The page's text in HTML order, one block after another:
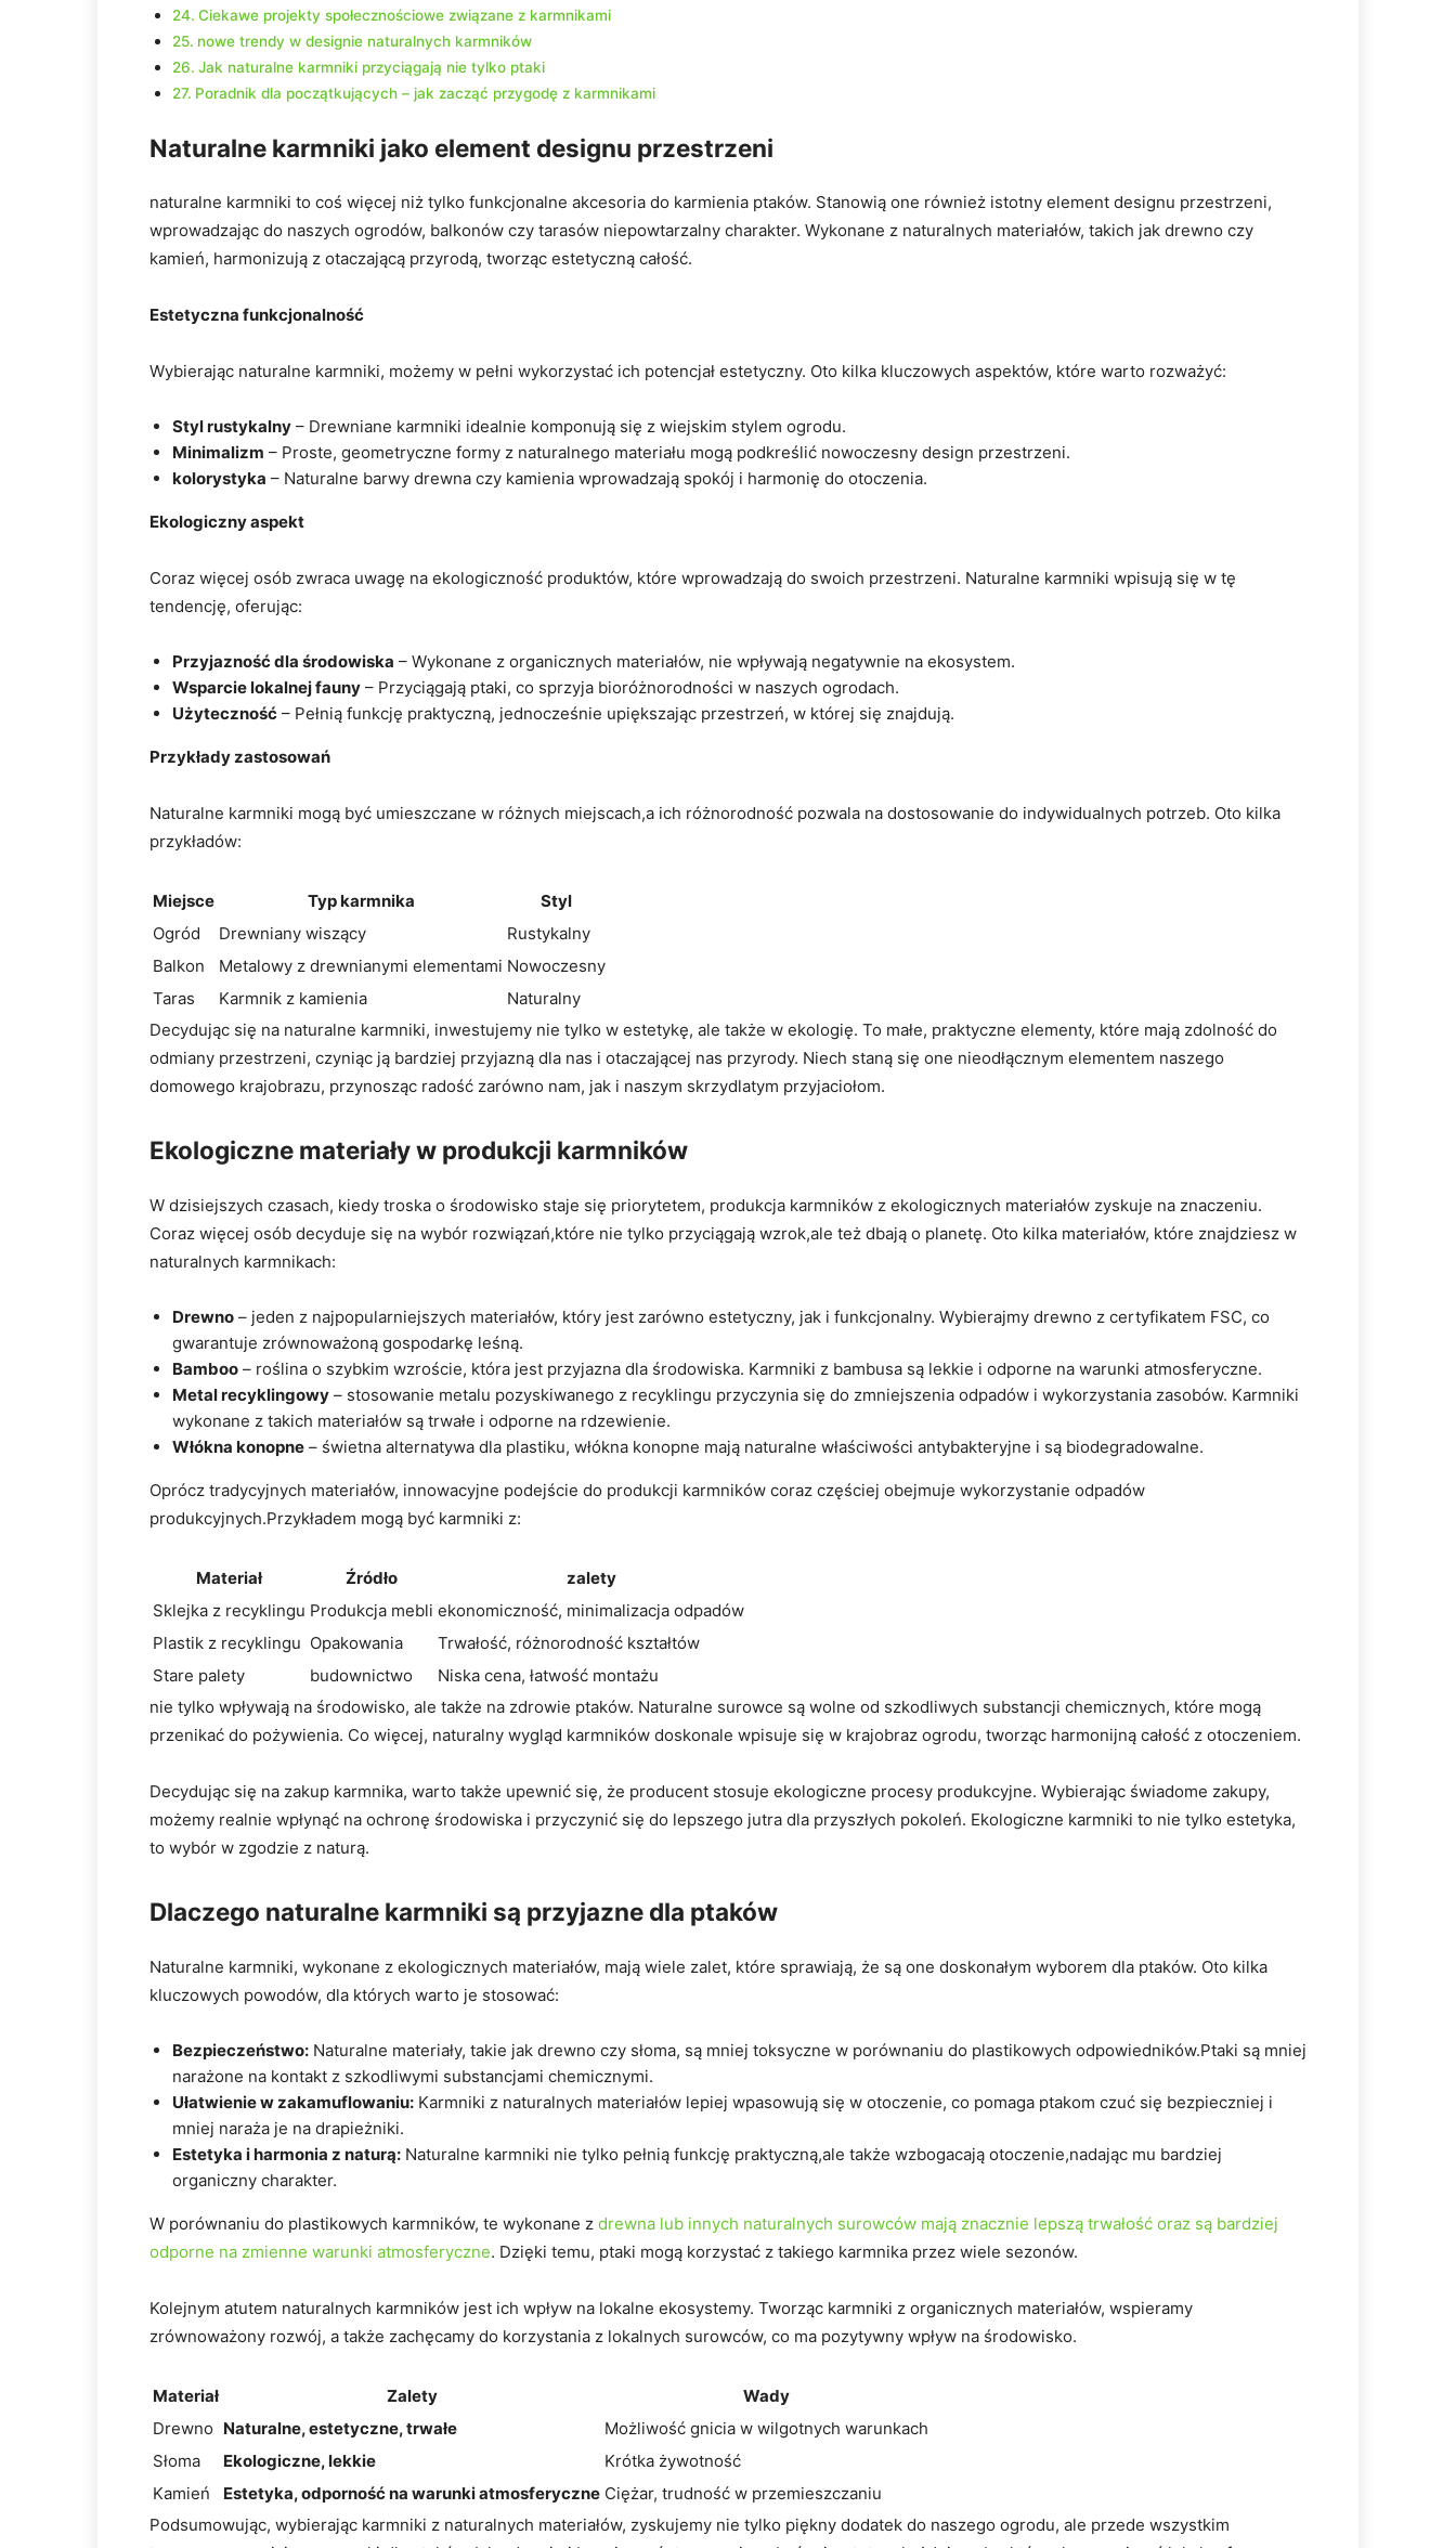
Ciekawe projekty społecznościowe związane z karmnikami
nowe trendy w designie naturalnych karmników
Jak naturalne karmniki przyciągają nie tylko ptaki
Poradnik dla początkujących – jak zacząć przygodę z karmnikami
Naturalne karmniki jako element designu przestrzeni
naturalne karmniki to coś więcej niż tylko funkcjonalne akcesoria do karmienia ptaków. Stanowią one również istotny element designu przestrzeni,
wprowadzając do naszych ogrodów, balkonów czy tarasów niepowtarzalny charakter. Wykonane z naturalnych materiałów, takich jak drewno czy
kamień, harmonizują z otaczającą przyrodą, tworząc estetyczną całość.
Estetyczna funkcjonalność
Wybierając naturalne karmniki, możemy w pełni wykorzystać ich potencjał estetyczny. Oto kilka kluczowych aspektów, które warto rozważyć:
Styl rustykalny – Drewniane karmniki idealnie komponują się z wiejskim stylem ogrodu.
Minimalizm – Proste, geometryczne formy z naturalnego materiału mogą podkreślić nowoczesny design przestrzeni.
kolorystyka – Naturalne barwy drewna czy kamienia wprowadzają spokój i harmonię do otoczenia.
Ekologiczny aspekt
Coraz więcej osób zwraca uwagę na ekologiczność produktów, które wprowadzają do swoich przestrzeni. Naturalne karmniki wpisują się w tę
tendencję, oferując:
Przyjazność dla środowiska – Wykonane z organicznych materiałów, nie wpływają negatywnie na ekosystem.
Wsparcie lokalnej fauny – Przyciągają ptaki, co sprzyja bioróżnorodności w naszych ogrodach.
Użyteczność – Pełnią funkcję praktyczną, jednocześnie upiększając przestrzeń, w której się znajdują.
Przykłady zastosowań
Naturalne karmniki mogą być umieszczane w różnych miejscach,a ich różnorodność pozwala na dostosowanie do indywidualnych potrzeb. Oto kilka
przykładów:
Miejsce Typ karmnika
Styl
Ogród
Drewniany wiszący
Rustykalny
Balkon
Metalowy z drewnianymi elementami Nowoczesny
Taras
Karmnik z kamienia
Naturalny
Decydując się na naturalne karmniki, inwestujemy nie tylko w estetykę, ale także w ekologię. To małe, praktyczne elementy, które mają zdolność do
odmiany przestrzeni, czyniąc ją bardziej przyjazną dla nas i otaczającej nas przyrody. Niech staną się one nieodłącznym elementem naszego
domowego krajobrazu, przynosząc radość zarówno nam, jak i naszym skrzydlatym przyjaciołom.
Ekologiczne materiały w produkcji karmników
W dzisiejszych czasach, kiedy troska o środowisko staje się priorytetem, produkcja karmników z ekologicznych materiałów zyskuje na znaczeniu.
Coraz więcej osób decyduje się na wybór rozwiązań,które nie tylko przyciągają wzrok,ale też dbają o planetę. Oto kilka materiałów, które znajdziesz w
naturalnych karmnikach:
Drewno – jeden z najpopularniejszych materiałów, który jest zarówno estetyczny, jak i funkcjonalny. Wybierajmy drewno z certyfikatem FSC, co
gwarantuje zrównoważoną gospodarkę leśną.
Bamboo – roślina o szybkim wzroście, która jest przyjazna dla środowiska. Karmniki z bambusa są lekkie i odporne na warunki atmosferyczne.
Metal recyklingowy – stosowanie metalu pozyskiwanego z recyklingu przyczynia się do zmniejszenia odpadów i wykorzystania zasobów. Karmniki
wykonane z takich materiałów są trwałe i odporne na rdzewienie.
Włókna konopne – świetna alternatywa dla plastiku, włókna konopne mają naturalne właściwości antybakteryjne i są biodegradowalne.
Oprócz tradycyjnych materiałów, innowacyjne podejście do produkcji karmników coraz częściej obejmuje wykorzystanie odpadów
produkcyjnych.Przykładem mogą być karmniki z:
Materiał Źródło
zalety
Sklejka z recyklingu Produkcja mebli ekonomiczność, minimalizacja odpadów
Plastik z recyklingu Opakowania
Trwałość, różnorodność kształtów
Stare palety
budownictwo
Niska cena, łatwość montażu
nie tylko wpływają na środowisko, ale także na zdrowie ptaków. Naturalne surowce są wolne od szkodliwych substancji chemicznych, które mogą
przenikać do pożywienia. Co więcej, naturalny wygląd karmników doskonale wpisuje się w krajobraz ogrodu, tworząc harmonijną całość z otoczeniem.
Decydując się na zakup karmnika, warto także upewnić się, że producent stosuje ekologiczne procesy produkcyjne. Wybierając świadome zakupy,
możemy realnie wpłynąć na ochronę środowiska i przyczynić się do lepszego jutra dla przyszłych pokoleń. Ekologiczne karmniki to nie tylko estetyka,
to wybór w zgodzie z naturą.
Dlaczego naturalne karmniki są przyjazne dla ptaków
Naturalne karmniki, wykonane z ekologicznych materiałów, mają wiele zalet, które sprawiają, że są one doskonałym wyborem dla ptaków. Oto kilka
kluczowych powodów, dla których warto je stosować:
Bezpieczeństwo: Naturalne materiały, takie jak drewno czy słoma, są mniej toksyczne w porównaniu do plastikowych odpowiedników.Ptaki są mniej
narażone na kontakt z szkodliwymi substancjami chemicznymi.
Ułatwienie w zakamuflowaniu: Karmniki z naturalnych materiałów lepiej wpasowują się w otoczenie, co pomaga ptakom czuć się bezpieczniej i
mniej naraża je na drapieżniki.
Estetyka i harmonia z naturą: Naturalne karmniki nie tylko pełnią funkcję praktyczną,ale także wzbogacają otoczenie,nadając mu bardziej
organiczny charakter.
W porównaniu do plastikowych karmników, te wykonane z drewna lub innych naturalnych surowców mają znacznie lepszą trwałość oraz są bardziej
odporne na zmienne warunki atmosferyczne. Dzięki temu, ptaki mogą korzystać z takiego karmnika przez wiele sezonów.
Kolejnym atutem naturalnych karmników jest ich wpływ na lokalne ekosystemy. Tworząc karmniki z organicznych materiałów, wspieramy
zrównoważony rozwój, a także zachęcamy do korzystania z lokalnych surowców, co ma pozytywny wpływ na środowisko.
Materiał Zalety
Wady
Drewno Naturalne, estetyczne, trwałe
Możliwość gnicia w wilgotnych warunkach
Słoma
Ekologiczne, lekkie
Krótka żywotność
Kamień
Estetyka, odporność na warunki atmosferyczne Ciężar, trudność w przemieszczaniu
Podsumowując, wybierając karmniki z naturalnych materiałów, zyskujemy nie tylko piękny dodatek do naszego ogrodu, ale przede wszystkim